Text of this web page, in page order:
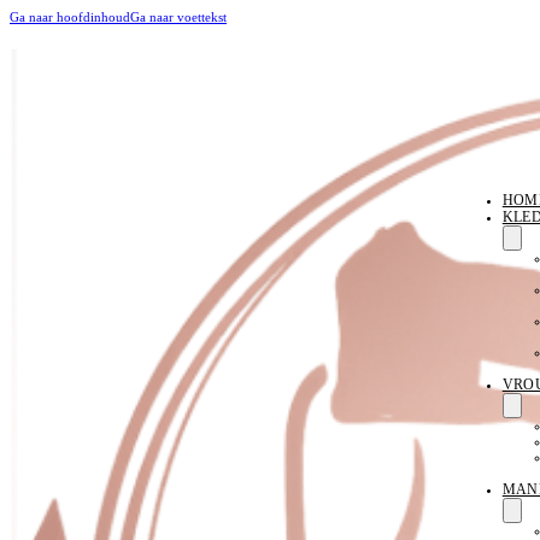
Ga naar hoofdinhoudGa naar voettekst